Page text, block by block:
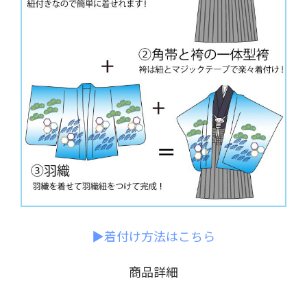
▶着付け方法はこちら
商品詳細